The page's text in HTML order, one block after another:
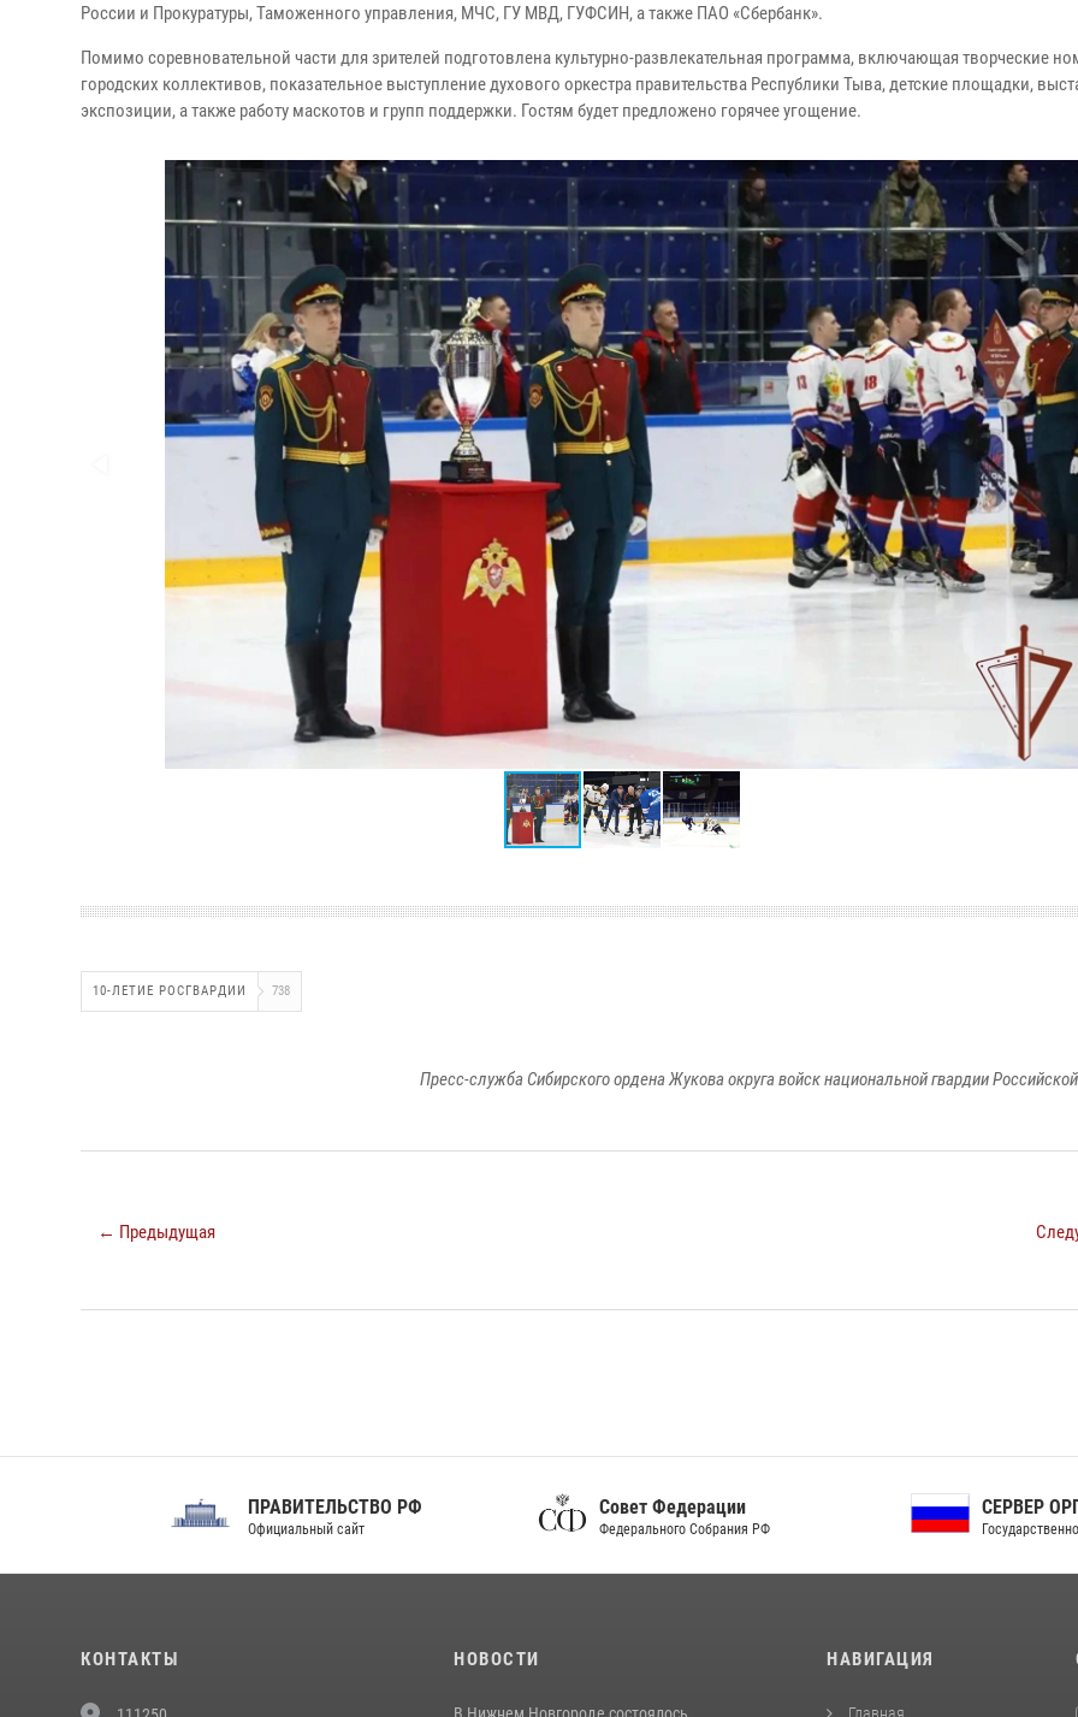
России и Прокуратуры, Таможенного управления, МЧС, ГУ МВД, ГУФСИН, а также ПАО «Сбербанк».
Помимо соревновательной части для зрителей подготовлена культурно-развлекательная программа, включающая творческие
городских коллективов, показательное выступление духового оркестра правительства Республики Тыва, детские площадки,
экспозиции, а также работу маскотов и групп поддержки. Гостям будет предложено горячее угощение.
10-ЛЕТИЕ РОСГВАРДИИ 738
Пресс-служба Сибирского ордена Жукова округа войск национальной гвардии
← Предыдущая
ПРАВИТЕЛЬСТВО РФ
Официальный сайт
Совет Федерации
Федерального Собрания РФ
СЕРВЕР ОРГАНОВ
Государственной власти РФ
КОНТАКТЫ НОВОСТИ НАВИГАЦИЯ